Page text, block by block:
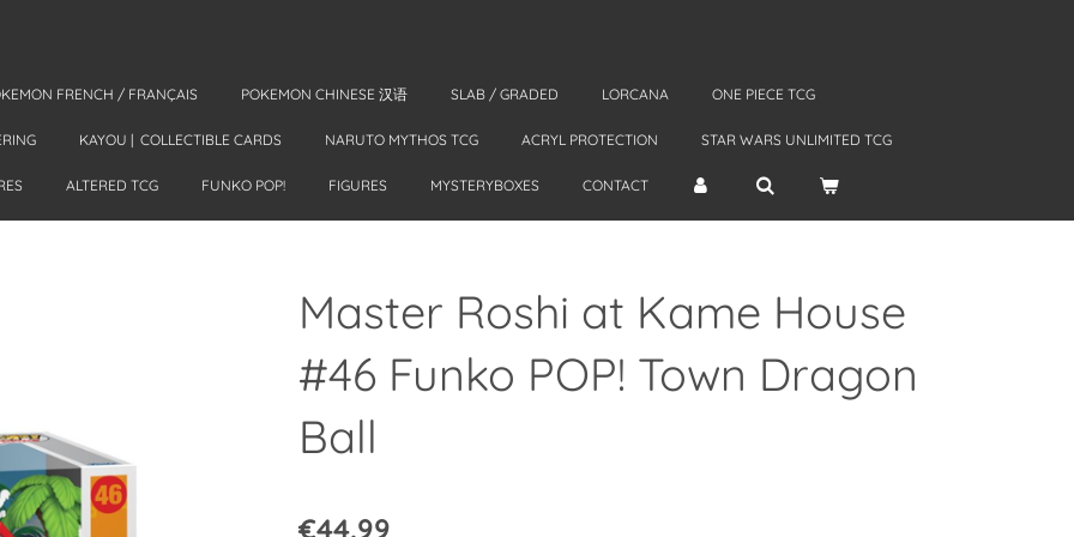
FRENCH / FRANÇAIS POKEMON CHINESE 汉语 SLAB / GRADED LORCANA ONE PIECE TCG
KAYOU | COLLECTIBLE CARDS NARUTO MYTHOS TCG ACRYL PROTECTION STAR WARS UNLIMITED TCG
ALTERED TCG FUNKO POP! FIGURES MYSTERYBOXES CONTACT
Master Roshi at Kame House
#46 Funko POP! Town Dragon
Ball
€44.99